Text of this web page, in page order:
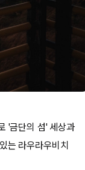
'금단의 섬' 세상과
는 라우라우비치